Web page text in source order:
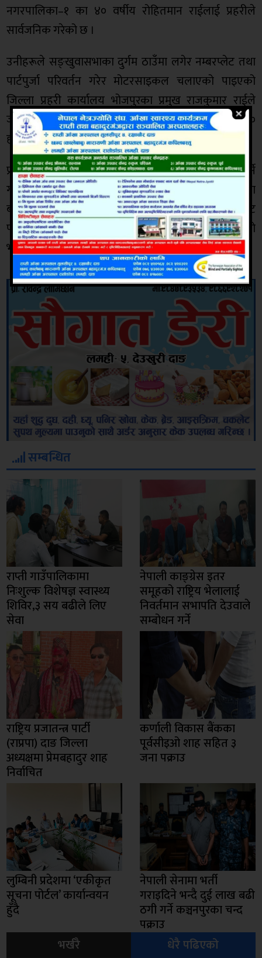
नगरपालिका–१ का ४० वर्षीय रोहितमान राईलाई प्रहरीले
सार्वजनिक गरेको छ ।
उनीहरूले सङ्खुवासभाका दुर्गम ठाउँमा लगेर नम्बरप्लेट तथा
पार्टपुर्जा परिवर्तन गरेर मोटरसाइकल चलाएको पाइएको
जिल्ला प्रहरी कार्यालय भोजपुरका प्रमुख राजकुमार राईले
जानकारी दिए। चोरीका मोटरसाइल रु २५ हजारदेखि रु ७०
हजारसम्ममा बिक्री गरेको पाइएको उनको भनाइ छ ।
प्रहरीले मोटरसाइल किन्ने तथा पूर्जा परिवर्तनमा सहयोग गर्ने
ग्यारेजवालालाई समेत नियन्त्रणमा लिएको छ । चोरीको योजना
बनाउने मुख्य योजनकार बमबहादुर न्यौपानेलाई इटहरीबाट
पक्राउ गरी भोजपुर ल्याउने तयारी भइरहेको प्रमुख राईको
भनाइ छ ।
सम्बन्धित
राप्ती गाउँपालिकामा
निःशुल्क विशेषज्ञ स्वास्थ्य
शिविर,३ सय बढीले लिए
सेवा
नेपाली काङ्ग्रेस इतर
समूहको राष्ट्रिय भेलालाई
निवर्तमान सभापति देउवाले
सम्बोधन गर्ने
राष्ट्रिय प्रजातन्त्र पार्टी
(राप्रपा) दाङ जिल्ला
अध्यक्षमा प्रेमबहादुर शाह
निर्वाचित
कर्णाली विकास बैंकका
पूर्वसीइओ शाह सहित ३
जना पक्राउ
लुम्बिनी प्रदेशमा ‘एकीकृत
सूचना पोर्टल’ कार्यान्वयन
हुँदै
नेपाली सेनामा भर्ती
गराइदिने भन्दै दुई लाख बढी
ठगी गर्ने कञ्चनपुरका चन्द
पक्राउ
भर्खरै
धेरै पढिएको